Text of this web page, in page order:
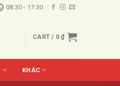
08:30 - 17:30
CART / 0₫
KHÁC